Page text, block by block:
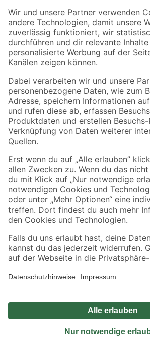
Der toom Newsletter: Keine Angebote und Aktionen
Zur Newsletter Anmeldung
Folge uns
Zahlungsarten
Sicher einkaufen
Jetzt die toom-App herunterladen
Alle Preisangaben in EUR inkl. gesetzl. MwSt.. Die
Umständen nicht in allen Märkten verfügbar. Die angegebenen
Produkte nur solange der Vorrat reicht.
*Paketversand ab 59 € versandkostenfrei, gilt nicht für Artikel
Privatsphäre Impressum
Nutzungsbedingungen
Widerrufsrecht